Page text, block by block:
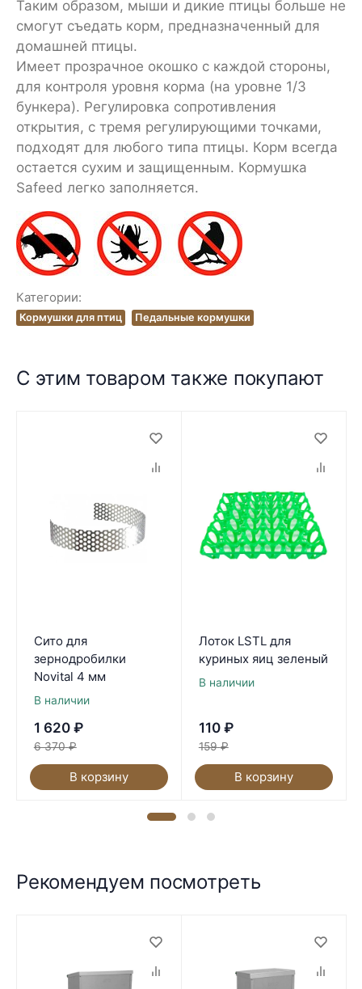
Таким образом, мыши и дикие птицы больше не
смогут съедать корм, предназначенный для
домашней птицы.
Имеет прозрачное окошко с каждой стороны,
для контроля уровня корма (на уровне 1/3
бункера). Регулировка сопротивления
открытия, с тремя регулирующими точками,
подходят для любого типа птицы. Корм всегда
остается сухим и защищенным. Кормушка
Safeed легко заполняется.
Категории:
Кормушки для птиц Педальные кормушки
С этим товаром также покупают
Сито для
зернодробилки
Novital 4 мм
В наличии
1 620 ₽
6 370 ₽
В корзину
Лоток LSTL для
куриных яиц зеленый
В наличии
110 ₽
159 ₽
В корзину
Рекомендуем посмотреть